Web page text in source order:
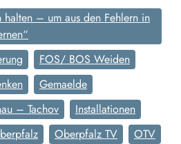
halten – um aus den Fehlern in
FOS/ BOS Weiden
Gemaelde
– Tachov
Installationen
Oberpfalz TV
OTV